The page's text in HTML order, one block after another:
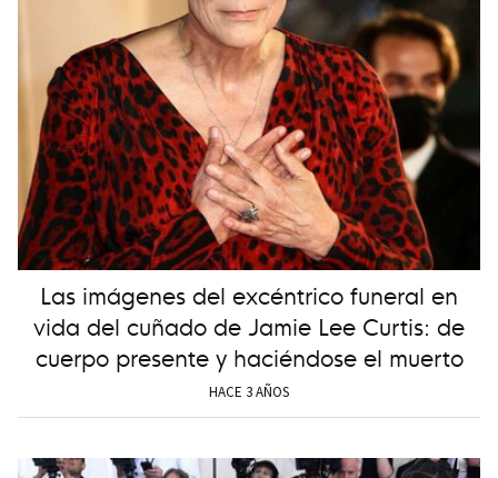
Las imágenes del excéntrico funeral en
vida del cuñado de Jamie Lee Curtis: de
cuerpo presente y haciéndose el muerto
HACE 3 AÑOS